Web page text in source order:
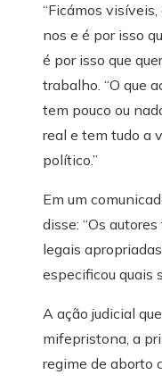
“Ficámos
nos e é por isso
é por isso que
trabalho. “O que
tem pouco ou
real e tem tudo a
político.”
Em um
disse: “Os
legais
especificou quais
A ação judicial
mifepristona, a
regime de aborto